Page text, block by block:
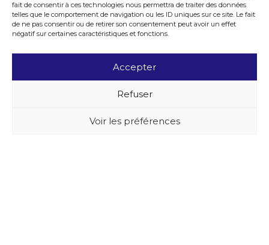
fait de consentir à ces technologies nous permettra de traiter des données
telles que le comportement de navigation ou les ID uniques sur ce site. Le fait
de ne pas consentir ou de retirer son consentement peut avoir un effet
négatif sur certaines caractéristiques et fonctions.
Accepter
Refuser
Voir les préférences